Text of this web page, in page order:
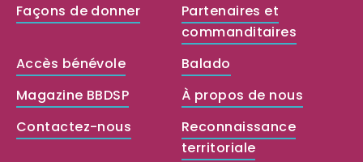
Façons de donner
Partenaires et
commanditaires
Accès bénévole
Balado
Magazine BBDSP
À propos de nous
Contactez-nous
Reconnaissance
territoriale